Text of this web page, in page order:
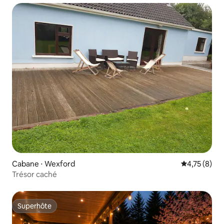
Cabane ⋅ Wexford Évaluation
4,75 (8)
Trésor caché
Superhôte
Superhôte